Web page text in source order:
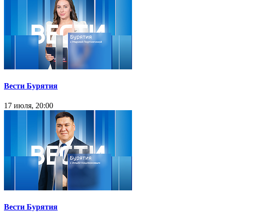
Вести Бурятия
17 июля, 20:00
Вести Бурятия